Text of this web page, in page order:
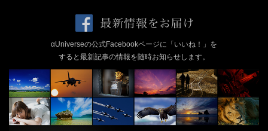
αUniverseの公式Facebookページに「いいね！」を
すると最新記事の情報を随時お知らせします。